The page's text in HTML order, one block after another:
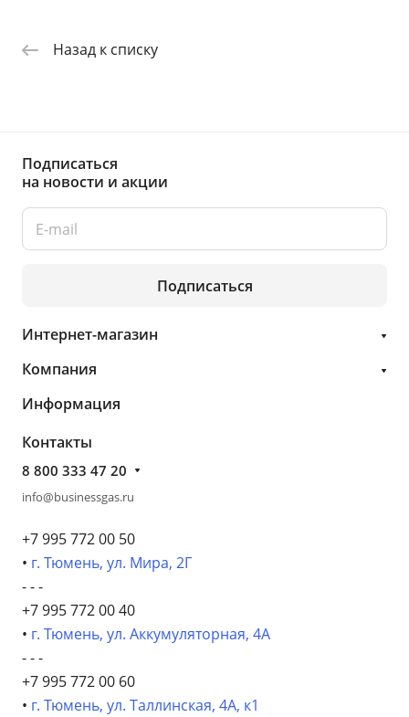
Назад к списку
Подписаться
на новости и акции
Подписаться
Интернет-магазин
Компания
Информация
Контакты
8 800 333 47 20
info@businessgas.ru
+7 995 772 00 50
• г. Тюмень, ул. Мира, 2Г
- - -
+7 995 772 00 40
• г. Тюмень, ул. Аккумуляторная, 4А
- - -
+7 995 772 00 60
• г. Тюмень, ул. Таллинская, 4А, к1